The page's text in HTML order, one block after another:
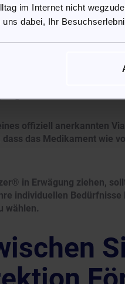
im Internet nicht
dabei, Ihr
Generika können einige
und die
Bedürfnisse und
Medikament zu
auswerten
Sildenafil-
offiziell anerkannten
das Medikament wie
in Erwägung ziehen,
individuellen
wählen.